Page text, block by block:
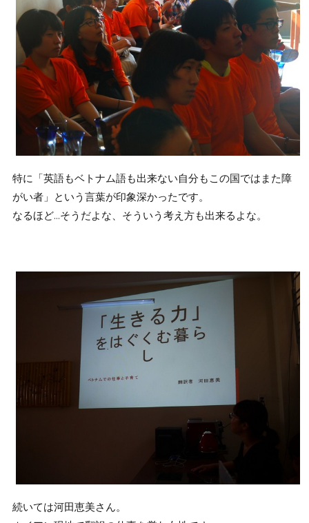
特に「英語もベトナム語も出来ない自分もこの国ではまた障
がい者」という言葉が印象深かったです。
なるほど…そうだよな、そういう考え方も出来るよな。
続いては河田恵美さん。